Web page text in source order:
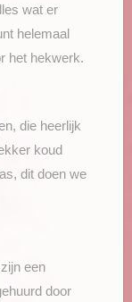
wat er
helemaal
het hekwerk.
die heerlijk
koud
dit doen we
een
door